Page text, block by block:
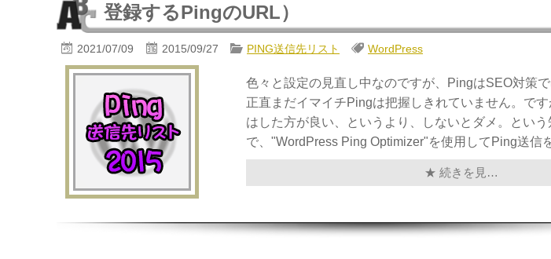
登録するPingのURL）
2021/07/09 2015/09/27 PING送信先リスト WordPress
色々と設定の見直し中なのですが、PingはSEO対策
正直まだイマイチPingは把握しきれていません。で
はした方が良い、というより、しないとダメ。とい
で、"WordPress Ping Optimizer"を使用してPing送信
★ 続きを見…